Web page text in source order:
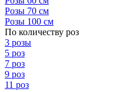
Розы 70 см
Розы 100 см
По количеству роз
3 розы
5 роз
7 роз
9 роз
11 роз